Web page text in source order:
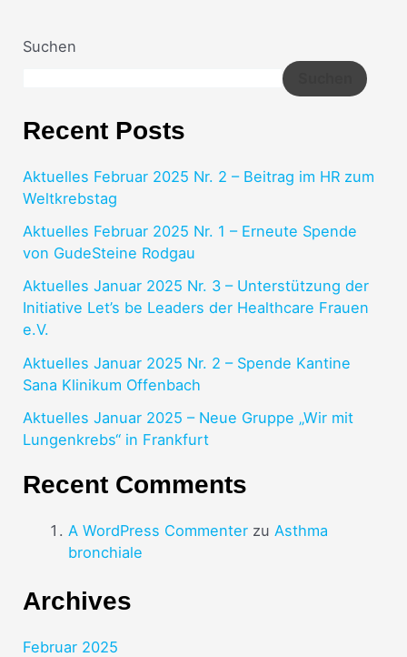
Suchen
Recent Posts
Aktuelles Februar 2025 Nr. 2 – Beitrag im HR zum
Weltkrebstag
Aktuelles Februar 2025 Nr. 1 – Erneute Spende
von GudeSteine Rodgau
Aktuelles Januar 2025 Nr. 3 – Unterstützung der
Initiative Let’s be Leaders der Healthcare Frauen
e.V.
Aktuelles Januar 2025 Nr. 2 – Spende Kantine
Sana Klinikum Offenbach
Aktuelles Januar 2025 – Neue Gruppe „Wir mit
Lungenkrebs“ in Frankfurt
Recent Comments
A WordPress Commenterzu Asthma
bronchiale
Archives
Februar 2025